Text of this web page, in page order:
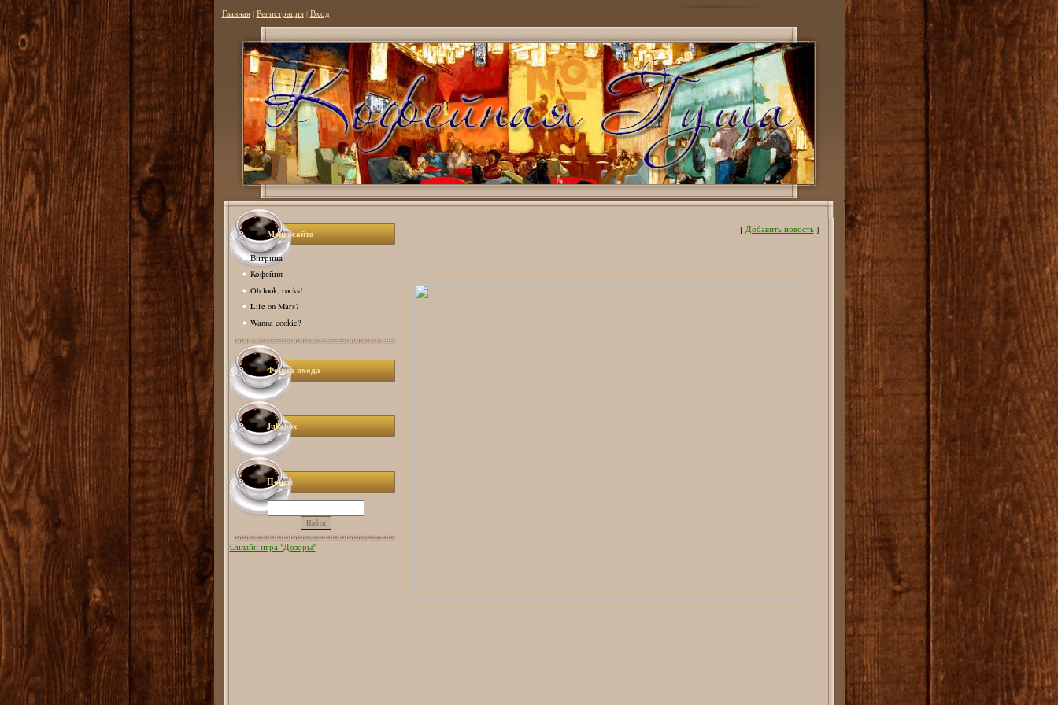
Главная| Регистрация| Вход
Меню сайта
Витрина
Кофейня
Oh look, rocks!
Life on Mars?
Wanna cookie?
Форма входа
Jukebox
Поиск
Онлайн игра "Дозоры"
[ Добавить новость]